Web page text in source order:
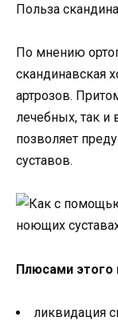
Польза
По мнению
скандинавская
артрозов.
лечебных, так и
позволяет
суставов.
Плюсами этого
ликвидация